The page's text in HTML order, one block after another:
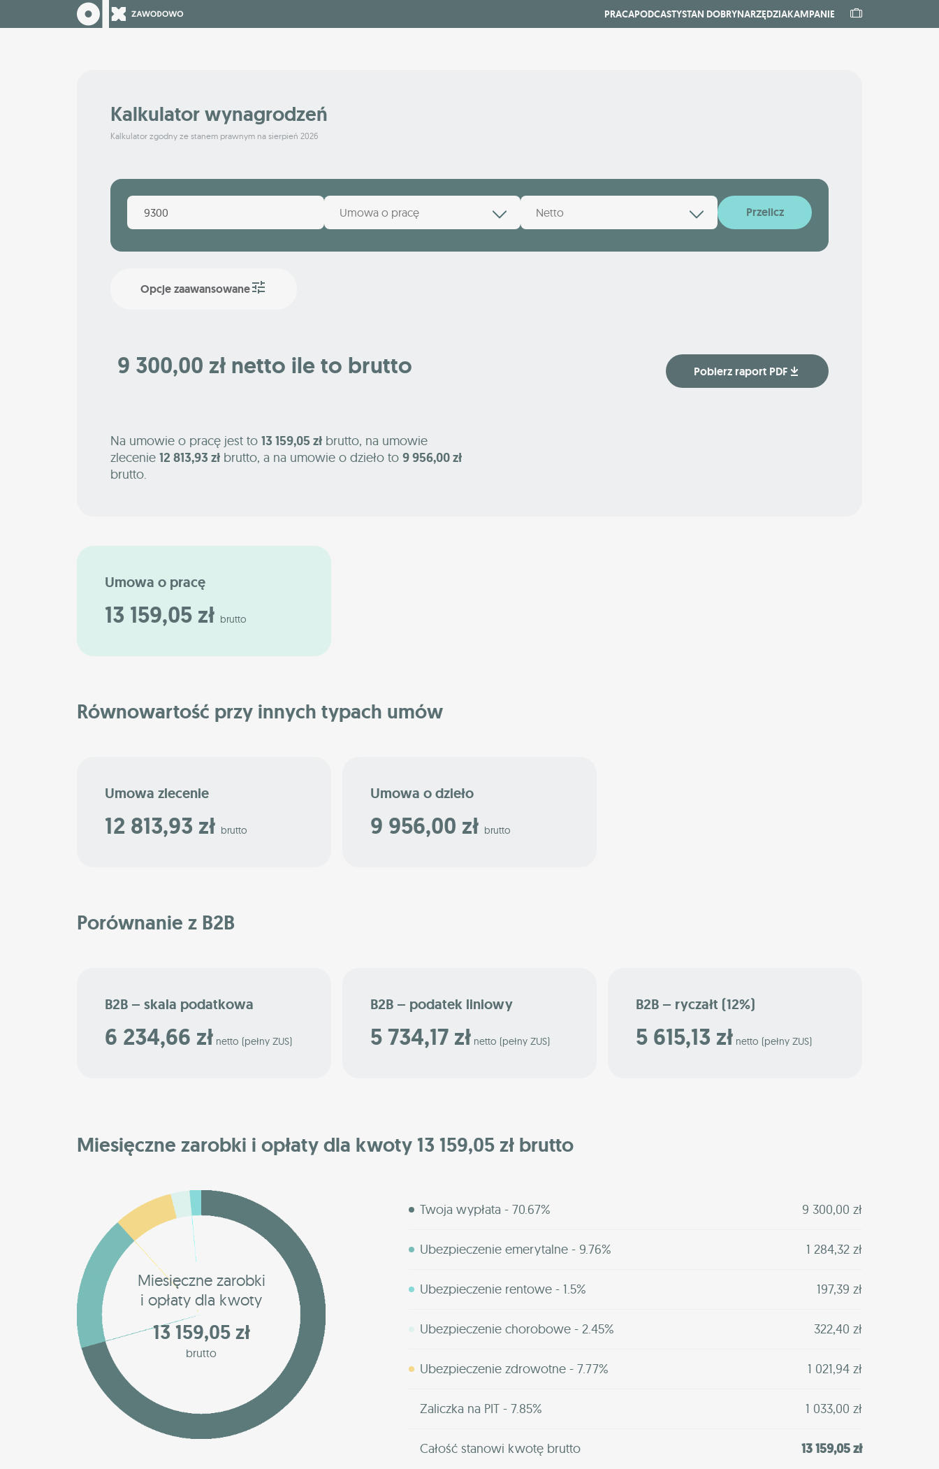
PRACAPODCASTYSTAN DOBRYNARZĘDZIAKAMPANIE
Kalkulator wynagrodzeń
Kalkulator zgodny ze stanem prawnym na sierpień 2026
Umowa o pracę Netto Przelicz
Opcje zaawansowane
9 300,00 zł netto ile to brutto Pobierz raport PDF
Na umowie o pracę jest to 13 159,05 zł brutto, na umowie
zlecenie 12 813,93 zł brutto, a na umowie o dzieło to 9 956,00 zł
brutto.
Umowa o pracę
13 159,05 zł brutto
Równowartość przy innych typach umów
Umowa zlecenie
12 813,93 zł brutto
Umowa o dzieło
9 956,00 zł brutto
Porównanie z B2B
B2B – skala podatkowa
6 234,66 zł netto (pełny ZUS)
B2B – podatek liniowy
5 734,17 zł netto (pełny ZUS)
B2B – ryczałt (12%)
5 615,13 zł netto (pełny ZUS)
Miesięczne zarobki i opłaty dla kwoty 13 159,05 zł brutto
Miesięczne zarobki
i opłaty dla kwoty
13 159,05 zł
brutto
Twoja wypłata - 70.67% 9 300,00 zł
Ubezpieczenie emerytalne - 9.76% 1 284,32 zł
Ubezpieczenie rentowe - 1.5% 197,39 zł
Ubezpieczenie chorobowe - 2.45% 322,40 zł
Ubezpieczenie zdrowotne - 7.77% 1 021,94 zł
Zaliczka na PIT - 7.85% 1 033,00 zł
Całość stanowi kwotę brutto 13 159,05 zł